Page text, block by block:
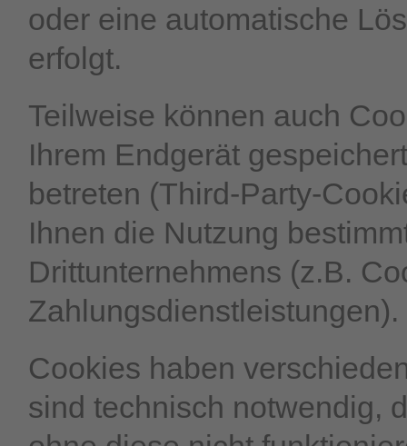
oder eine automatische
erfolgt.
Teilweise können auch
Ihrem Endgerät
betreten (Third-Party-
Ihnen die Nutzung
Drittunternehmens (z.B.
Zahlungsdienstleistungen).
Cookies haben
sind technisch notwendig,